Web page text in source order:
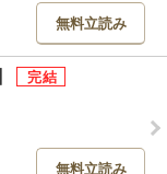
無料立読み
無料立読み